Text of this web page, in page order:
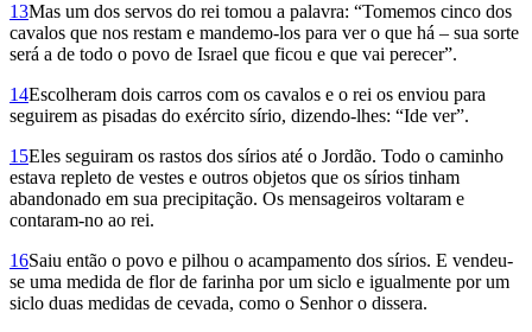
13Mas um dos servos do rei tomou a palavra: “Tomemos cinco dos
cavalos que nos restam e mandemo-los para ver o que há – sua sorte
será a de todo o povo de Israel que ficou e que vai perecer”.
14Escolheram dois carros com os cavalos e o rei os enviou para
seguirem as pisadas do exército sírio, dizendo-lhes: “Ide ver”.
15Eles seguiram os rastos dos sírios até o Jordão. Todo o caminho
estava repleto de vestes e outros objetos que os sírios tinham
abandonado em sua precipitação. Os mensageiros voltaram e
contaram-no ao rei.
16Saiu então o povo e pilhou o acampamento dos sírios. E vendeu-
se uma medida de flor de farinha por um siclo e igualmente por um
siclo duas medidas de cevada, como o Senhor o dissera.